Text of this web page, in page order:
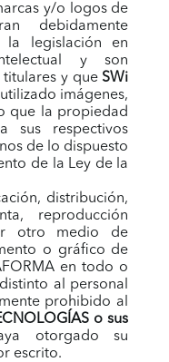
y/o logos de
debidamente
la legislación en
y son
y que SWi
imágenes,
que la propiedad
sus respectivos
de lo dispuesto
de la Ley de la
distribución,
reproducción
otro medio de
o gráfico de
en todo o
al personal
prohibido al
o sus
otorgado su
escrito.